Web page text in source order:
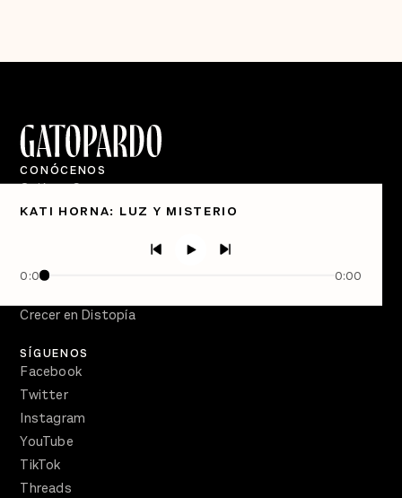
KATI HORNA: LUZ Y MISTERIO
0:00 0:00
CONÓCENOS
Quiénes Somos
Directorio
Semanario Gatopardo
Crecer en Distopía
SÍGUENOS
Facebook
Twitter
Instagram
YouTube
TikTok
Threads